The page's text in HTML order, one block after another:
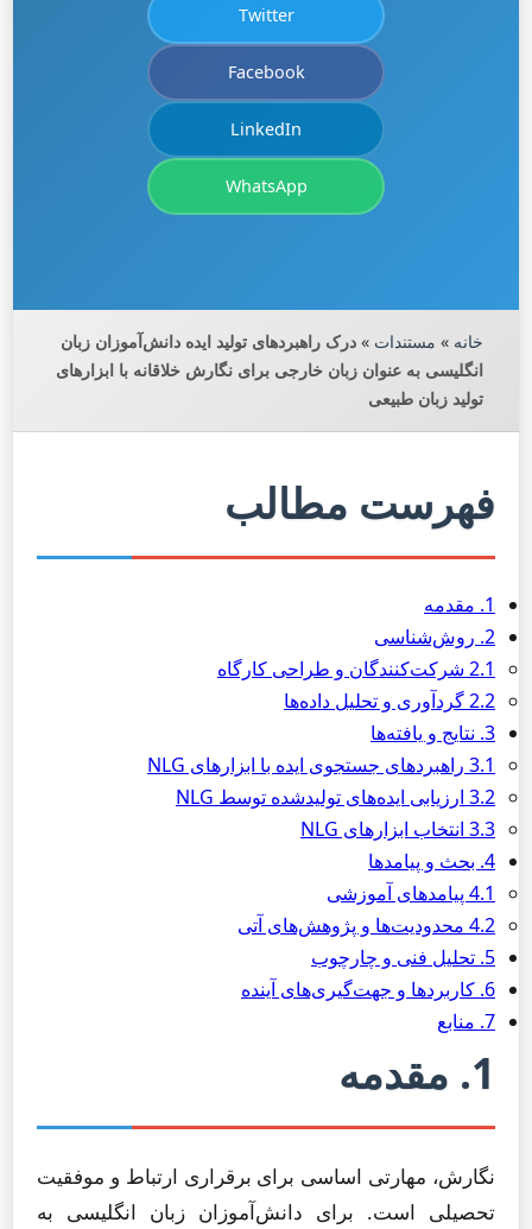
Twitter
Facebook
LinkedIn
WhatsApp
خانه » مستندات » درک راهبردهای تولید ایده دانش‌آموزان زبان
انگلیسی به عنوان زبان خارجی برای نگارش خلاقانه با ابزارهای
تولید زبان طبیعی
فهرست مطالب
1. مقدمه
2. روش‌شناسی
2.1 شرکت‌کنندگان و طراحی کارگاه
2.2 گردآوری و تحلیل داده‌ها
3. نتایج و یافته‌ها
3.1 راهبردهای جستجوی ایده با ابزارهای NLG
3.2 ارزیابی ایده‌های تولیدشده توسط NLG
3.3 انتخاب ابزارهای NLG
4. بحث و پیامدها
4.1 پیامدهای آموزشی
4.2 محدودیت‌ها و پژوهش‌های آتی
5. تحلیل فنی و چارچوب
6. کاربردها و جهت‌گیری‌های آینده
7. منابع
1. مقدمه
نگارش، مهارتی اساسی برای برقراری ارتباط و موفقیت
تحصیلی است. برای دانش‌آموزان زبان انگلیسی به